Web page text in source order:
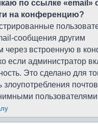
по ссылке «email»
на конференцию?
сообщения другим
через встроенную в
если администратор
Это сделано для
злоупотребления